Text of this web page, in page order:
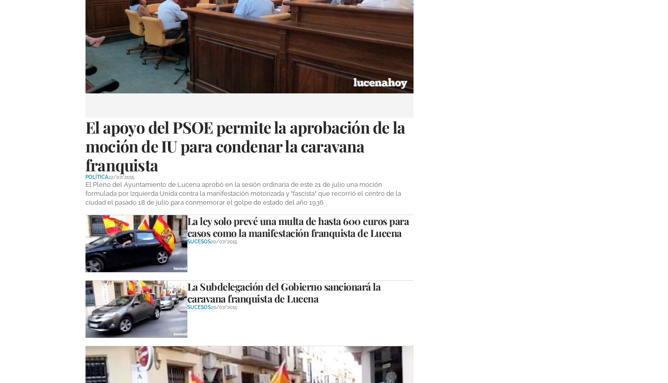
El apoyo del PSOE permite la aprobación de la
moción de IU para condenar la caravana
franquista
POLÍTICA22/07/2015
El Pleno del Ayuntamiento de Lucena aprobó en la sesión ordinaria de este 21 de julio una moción
formulada por Izquierda Unida contra la manifestación motorizada y "fascista" que recorrió el centro de la
ciudad el pasado 18 de julio para conmemorar el golpe de estado del año 1936
La ley solo prevé una multa de hasta 600 euros para
casos como la manifestación franquista de Lucena
SUCESOS20/07/2015
La Subdelegación del Gobierno sancionará la
caravana franquista de Lucena
SUCESOS20/07/2015